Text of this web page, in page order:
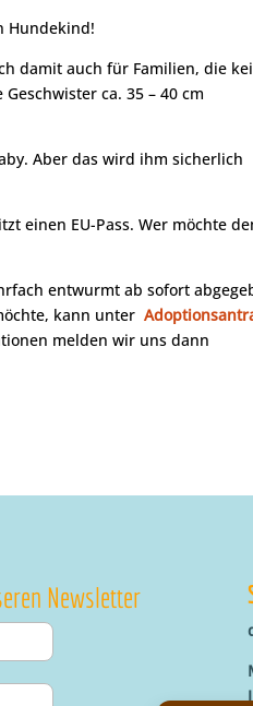
Hundekind!
damit auch für Familien, die
ca. 35 – 40 cm
Aber das wird ihm sicherlich
einen EU-Pass. Wer möchte
entwurmt ab sofort
kann unter
melden wir uns dann
Newsletter